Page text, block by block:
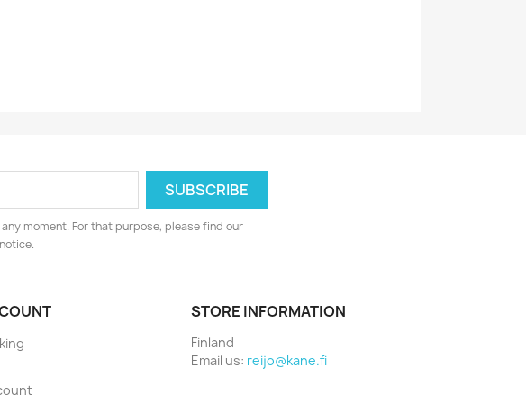
moment. For that purpose, please find our
STORE INFORMATION
Finland
Email us: reijo@kane.fi